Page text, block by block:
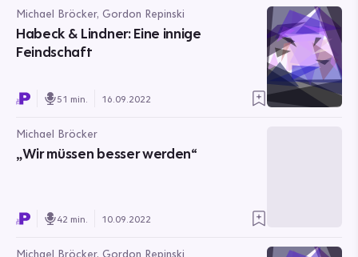
Michael Bröcker, Gordon Repinski
Habeck & Lindner: Eine innige
Feindschaft
51 min. 16.09.2022
Michael Bröcker
„Wir müssen besser werden“
42 min. 10.09.2022
Michael Bröcker, Gordon Repinski